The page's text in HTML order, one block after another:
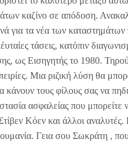
καζίνο σε απόδοση.
για τα νέα των καταστημάτων
τάσεις, κατόπιν
ως Εισηγητής το 1980.
Μια ριζική λύση θα
κάνουν τους φίλους σας να
ασφαλείας που μπορείτε
Κόεν και άλλοι αναλυτές.
Γεια σου Σωκράτη ,